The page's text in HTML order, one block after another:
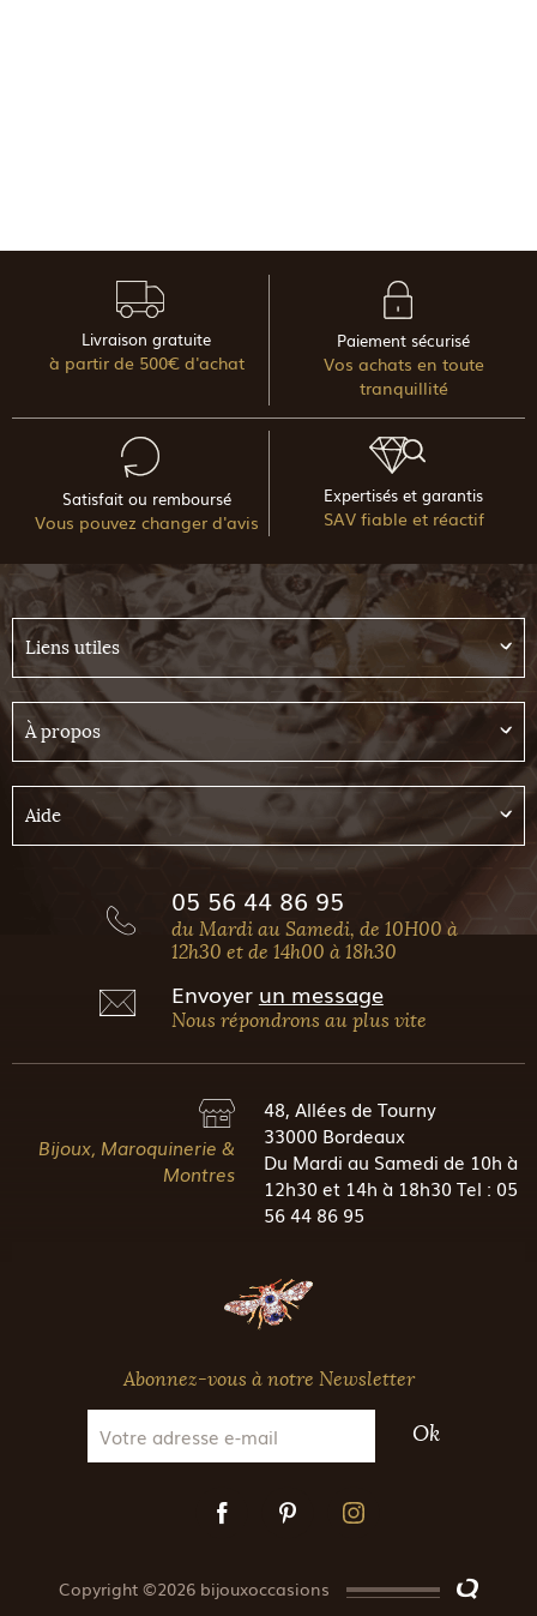
Livraison gratuite
à partir de 500€ d'achat
Paiement sécurisé
Vos achats en toute
tranquillité
Satisfait ou remboursé
Vous pouvez changer d'avis
Expertisés et garantis
SAV fiable et réactif
Liens utiles
À propos
Aide
05 56 44 86 95
du Mardi au Samedi, de 10H00 à
12h30 et de 14h00 à 18h30
Envoyer un message
Nous répondrons au plus vite
Bijoux, Maroquinerie &
Montres
48, Allées de Tourny
33000 Bordeaux
Du Mardi au Samedi de 10h à
12h30 et 14h à 18h30 Tel : 05
56 44 86 95
Abonnez-vous à notre Newsletter
Ok
Copyright ©2026 bijouxoccasions